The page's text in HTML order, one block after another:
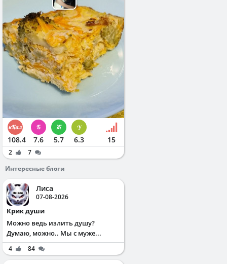
108.4 7.6 5.7 6.3 15
2
7
Интересные блоги
Лиса
07-08-2026
Крик души
Можно ведь излить душу?
Думаю, можно.. Мы с муже...
4 84